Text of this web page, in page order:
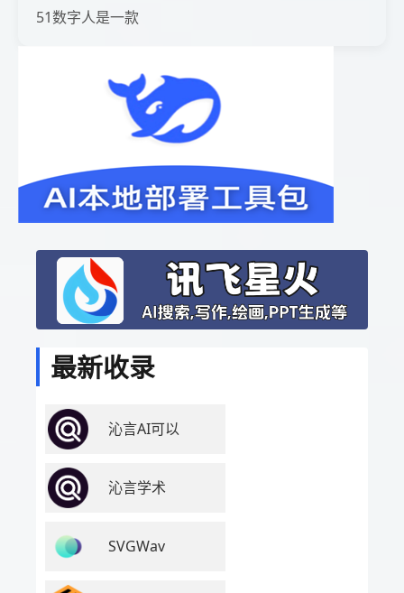
51数字人是一款
最新收录
沁言AI可以
沁言学术
SVGWav